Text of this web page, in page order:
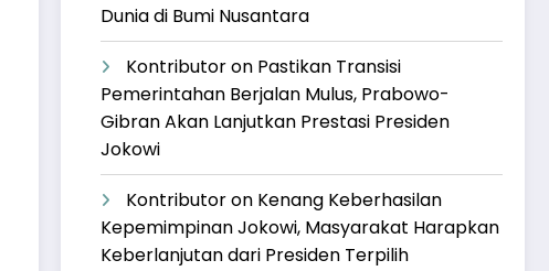
Dunia di Bumi Nusantara
Kontributoron Pastikan Transisi
Pemerintahan Berjalan Mulus, Prabowo-
Gibran Akan Lanjutkan Prestasi Presiden
Jokowi
Kontributoron Kenang Keberhasilan
Kepemimpinan Jokowi, Masyarakat Harapkan
Keberlanjutan dari Presiden Terpilih